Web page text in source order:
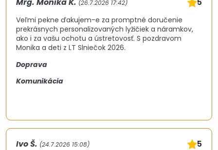
(26.7.2026 17:42)
Veľmi pekne ďakujem-e za promptné doručenie
prekrásnych personalizovaných lyžičiek a náramkov,
ako i za vašu ochotu a ústretovosť. S pozdravom
Monika a deti z LT Slniečok 2026.
Doprava
Komunikácia
Ivo Š. (24.7.2026 15:08) 5